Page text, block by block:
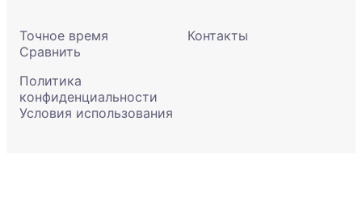
Точное время
Сравнить
Контакты
Политика
конфиденциальности
Условия использования